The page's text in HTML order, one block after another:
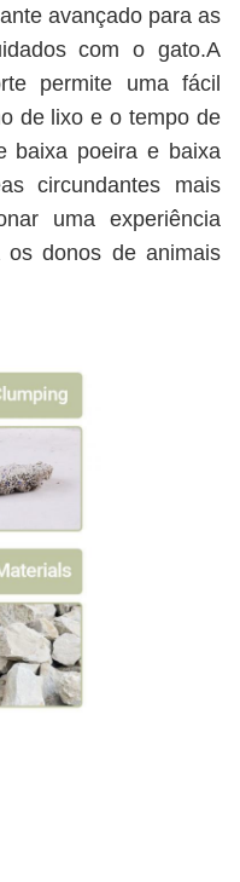
avançado para as
com o gato.A
permite uma fácil
de lixo e o tempo de
baixa poeira e baixa
circundantes mais
uma experiência
os donos de animais